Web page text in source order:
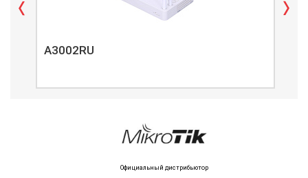
A3002RU
Официальный дистрибьютор